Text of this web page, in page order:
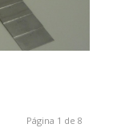
Página 1 de 8